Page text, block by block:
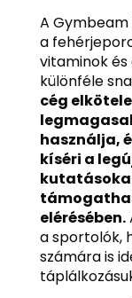
A
a
vitaminok és
különféle
cég
használja,
kíséri a
elérésében.
a sportolók,
számára is